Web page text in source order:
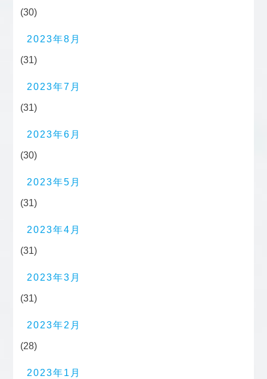
(30)
2023年8月
(31)
2023年7月
(31)
2023年6月
(30)
2023年5月
(31)
2023年4月
(31)
2023年3月
(31)
2023年2月
(28)
2023年1月